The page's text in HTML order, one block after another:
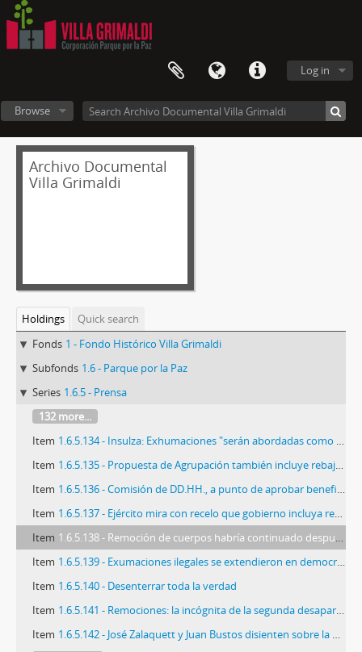
Log in
Browse
Archivo Documental
Villa Grimaldi
Holdings
Quick search
Fonds 1 - Fondo Histórico Villa Grimaldi
Subfonds 1.6 - Parque por la Paz
Series 1.6.5 - Prensa
132 more...
Item 1.6.5.134 - Insulza: Exhumaciones "serán abordadas como todos lo demás" temas
Item 1.6.5.135 - Propuesta de Agrupación también incluye rebaja de penas
Item 1.6.5.136 - Comisión de DD.HH., a punto de aprobar beneficio para reos por terrorismo
Item 1.6.5.137 - Ejército mira con recelo que gobierno incluya remociones en propuesta de DD.HH
Item 1.6.5.138 - Remoción de cuerpos habría continuado después de 1990
Item 1.6.5.139 - Exumaciones ilegales se extendieron en democracia
Item 1.6.5.140 - Desenterrar toda la verdad
Item 1.6.5.141 - Remociones: la incógnita de la segunda desaparición
Item 1.6.5.142 - José Zalaquett y Juan Bustos disienten sobre la penalidad